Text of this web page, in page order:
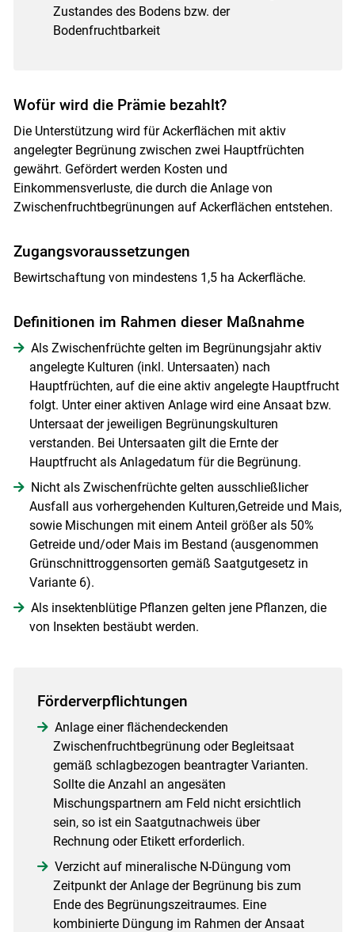
Skip to main content
Zustandes des Bodens bzw. der
Bodenfruchtbarkeit
Wofür wird die Prämie bezahlt?
Die Unterstützung wird für Ackerflächen mit aktiv
angelegter Begrünung zwischen zwei Hauptfrüchten
gewährt. Gefördert werden Kosten und
Einkommensverluste, die durch die Anlage von
Zwischenfruchtbegrünungen auf Ackerflächen entstehen.
Zugangsvoraussetzungen
Bewirtschaftung von mindestens 1,5 ha Ackerfläche.
Definitionen im Rahmen dieser Maßnahme
Als Zwischenfrüchte gelten im Begrünungsjahr aktiv
angelegte Kulturen (inkl. Untersaaten) nach
Hauptfrüchten, auf die eine aktiv angelegte Hauptfrucht
folgt. Unter einer aktiven Anlage wird eine Ansaat bzw.
Untersaat der jeweiligen Begrünungskulturen
verstanden. Bei Untersaaten gilt die Ernte der
Hauptfrucht als Anlagedatum für die Begrünung.
Nicht als Zwischenfrüchte gelten ausschließlicher
Ausfall aus vorhergehenden Kulturen,Getreide und Mais,
sowie Mischungen mit einem Anteil größer als 50%
Getreide und/oder Mais im Bestand (ausgenommen
Grünschnittroggensorten gemäß Saatgutgesetz in
Variante 6).
Als insektenblütige Pflanzen gelten jene Pflanzen, die
von Insekten bestäubt werden.
Förderverpflichtungen
Anlage einer flächendeckenden
Zwischenfruchtbegrünung oder Begleitsaat
gemäß schlagbezogen beantragter Varianten.
Sollte die Anzahl an angesäten
Mischungspartnern am Feld nicht ersichtlich
sein, so ist ein Saatgutnachweis über
Rechnung oder Etikett erforderlich.
Verzicht auf mineralische N-Düngung vom
Zeitpunkt der Anlage der Begrünung bis zum
Ende des Begrünungszeitraumes. Eine
kombinierte Düngung im Rahmen der Ansaat